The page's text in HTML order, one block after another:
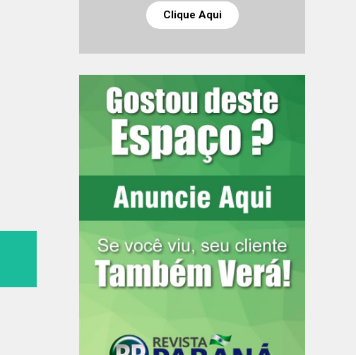
Clique Aqui